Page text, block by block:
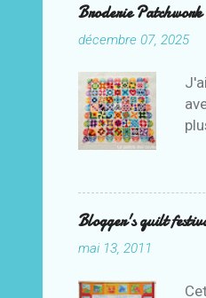
Broderie Patchwork
décembre 07, 2025
Blogger's quilt
mai 13, 2011